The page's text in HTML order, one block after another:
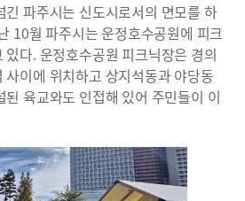
파주시는 신도시로서의 면모를 하
10월 파주시는 운정호수공원에 피크
다. 운정호수공원 피크닉장은 경의
이에 위치하고 상지석동과 야당동
육교와도 인접해 있어 주민들이 이